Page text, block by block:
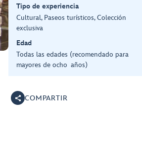
Tipo de experiencia
Cultural, Paseos turísticos, Colección
exclusiva
Edad
Todas las edades (recomendado para
mayores de ocho años)
COMPARTIR